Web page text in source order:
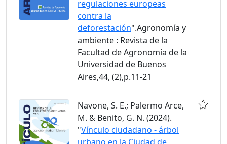
regulaciones europeas
contra la
deforestación".Agronomía y
ambiente : Revista de la
Facultad de Agronomía de la
Universidad de Buenos
Aires,44, (2),p.11-21
Navone, S. E.; Palermo Arce,
M. & Benito, G. N. (2024).
"Vínculo ciudadano - árbol